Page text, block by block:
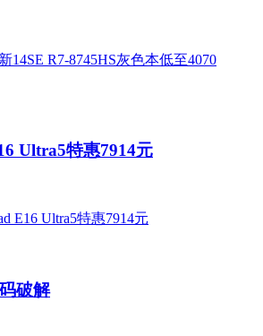
Ultra5特惠7914元
破解